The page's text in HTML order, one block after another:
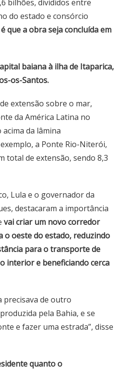
bilhões, divididos entre
do estado e consórcio
que a obra seja concluída em
baiana à ilha de Itaparica,
os-Santos.
extensão sobre o mar,
da América Latina no
da lâmina
a Ponte Rio-Niterói,
total de extensão, sendo 8,3
Lula e o governador da
destacaram a importância
vai criar um novo corredor
oeste do estado, reduzindo
para o transporte de
interior e beneficiando cerca
precisava de outro
pela Bahia, e se
e fazer uma estrada”, disse
quanto o